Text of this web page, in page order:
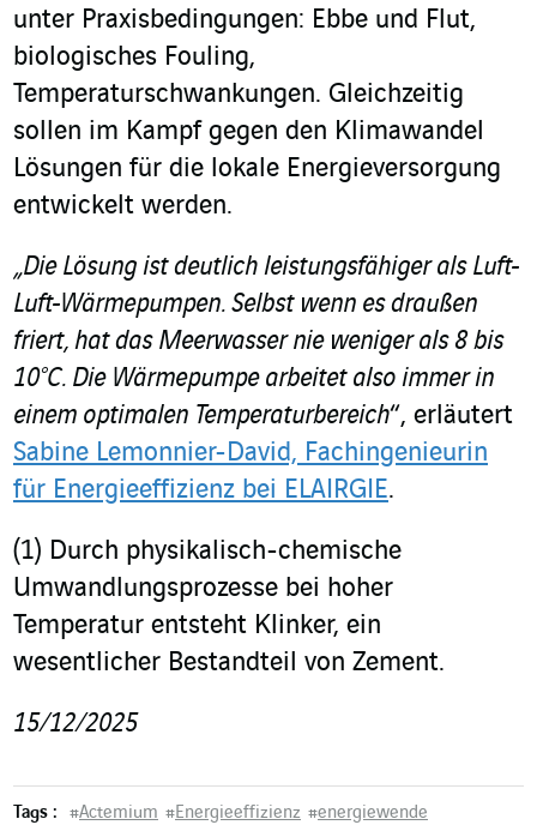
unter Praxisbedingungen: Ebbe und Flut,
biologisches Fouling,
Temperaturschwankungen. Gleichzeitig
sollen im Kampf gegen den Klimawandel
Lösungen für die lokale Energieversorgung
entwickelt werden.
„Die Lösung ist deutlich leistungsfähiger als Luft-
Luft-Wärmepumpen. Selbst wenn es draußen
friert, hat das Meerwasser nie weniger als 8 bis
10°C. Die Wärmepumpe arbeitet also immer in
einem optimalen Temperaturbereich“, erläutert
Sabine Lemonnier-David, Fachingenieurin
für Energieeffizienz bei ELAIRGIE.
(1) Durch physikalisch-chemische
Umwandlungsprozesse bei hoher
Temperatur entsteht Klinker, ein
wesentlicher Bestandteil von Zement.
15/12/2025
Tags : #Actemium #Energieeffizienz #energiewende